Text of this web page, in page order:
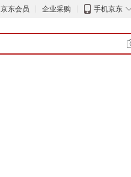
京东会员 企业采购 手机京东